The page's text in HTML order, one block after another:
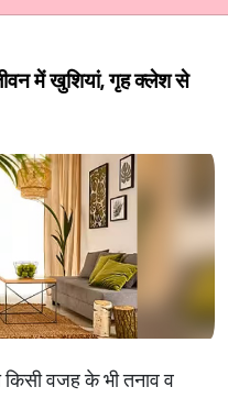
में खुशियां, गृह क्लेश से
किसी वजह के भी तनाव व